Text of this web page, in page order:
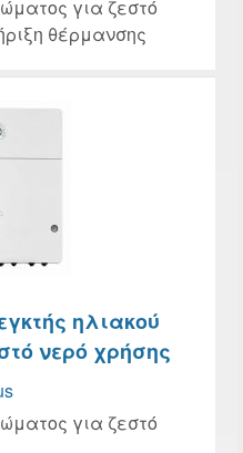
για ζεστό
θέρμανσης
ηλιακού
νερό χρήσης
για ζεστό